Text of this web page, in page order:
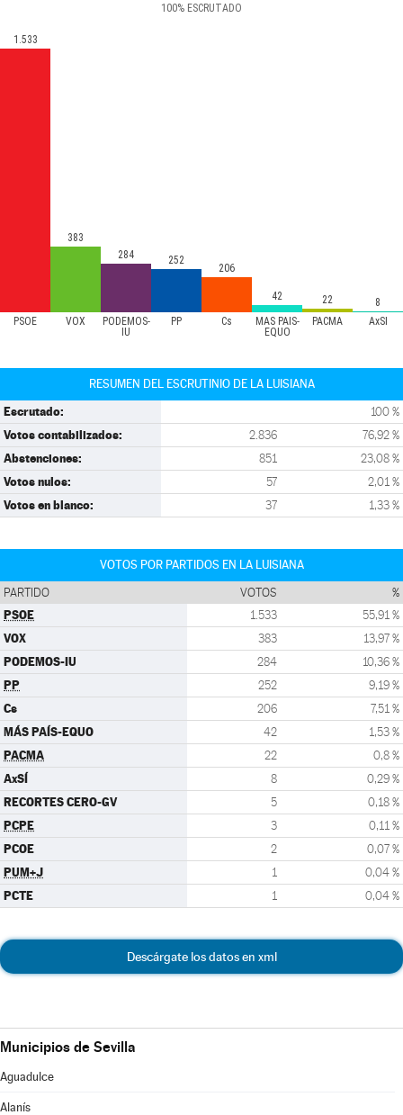
100% ESCRUTADO
PSOE VOX
PODEMOS-
IU
PP Cs
MÁS PAÍS-
EQUO
PACMA AxSÍ
1.533
383
284
252
206
42 22 8
RESUMEN DEL ESCRUTINIO DE LA LUISIANA
Escrutado: 100 %
Votos contabilizados: 2.836 76,92 %
Abstenciones: 851 23,08 %
Votos nulos: 57 2,01 %
Votos en blanco: 37 1,33 %
VOTOS POR PARTIDOS EN LA LUISIANA
PARTIDO VOTOS %
PSOE 1.533 55,91 %
VOX 383 13,97 %
PODEMOS-IU 284 10,36 %
PP 252 9,19 %
Cs 206 7,51 %
MÁS PAÍS-EQUO 42 1,53 %
PACMA 22 0,8 %
AxSÍ 8 0,29 %
RECORTES CERO-GV 5 0,18 %
PCPE 3 0,11 %
PCOE 2 0,07 %
PUM+J 1 0,04 %
PCTE 1 0,04 %
Descárgate los datos en xml
Municipios de Sevilla
Aguadulce
Alanís